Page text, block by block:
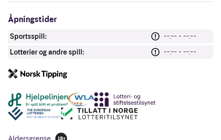
Åpningstider
Sportsspill:
--:-- - --:--
Lotterier og andre spill:
--:-- - --:--
Andre lenker